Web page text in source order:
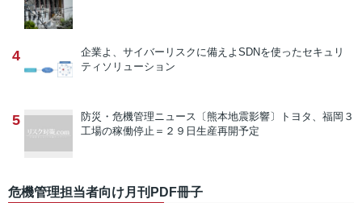
4 企業よ、サイバーリスクに備えよ SDNを使ったセキュリ
ティソリューション
5 防災・危機管理ニュース
〔熊本地震影響〕トヨタ、福岡３
工場の稼働停止＝２９日生産再開予定
危機管理担当者向け月刊PDF冊子